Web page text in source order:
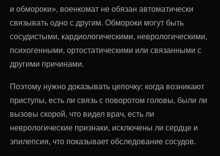
и обмороки», военкомат не обязан автоматически
связывать одно с другим. Обмороки могут быть
сосудистыми, кардиологическими, неврологическими,
психогенными, ортостатическими или связанными с
другими причинами.
Поэтому нужно доказывать цепочку: когда возникают
приступы, есть ли связь с поворотом головы, были ли
вызовы скорой, что видел врач, есть ли
неврологические признаки, исключены ли сердце и
эпилепсия, что показывает обследование сосудов.